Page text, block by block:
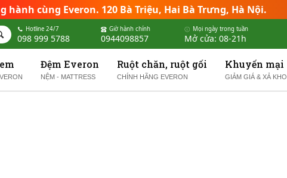
hành cùng Everon. 120 Bà Triệu, Hai Bà Trưng, Hà Nội.
Hotline 24/7
098 999 5788
Giờ hành chính
0944098857
Mọi ngày trong tuần
Mở cửa: 08-21h
Đệm Everon
NỆM - MATTRESS
Ruột chăn, ruột gối
CHÍNH HÃNG EVERON
Khuyến mại
GIẢM GIÁ & XẢ KHO